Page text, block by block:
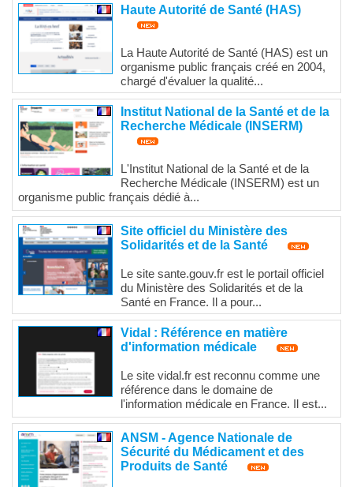
Haute Autorité de Santé (HAS)
La Haute Autorité de Santé (HAS) est un
organisme public français créé en 2004,
chargé d'évaluer la qualité...
Institut National de la Santé et de la
Recherche Médicale (INSERM)
L'Institut National de la Santé et de la
Recherche Médicale (INSERM) est un
organisme public français dédié à...
Site officiel du Ministère des
Solidarités et de la Santé
Le site sante.gouv.fr est le portail officiel
du Ministère des Solidarités et de la
Santé en France. Il a pour...
Vidal : Référence en matière
d'information médicale
Le site vidal.fr est reconnu comme une
référence dans le domaine de
l'information médicale en France. Il est...
ANSM - Agence Nationale de
Sécurité du Médicament et des
Produits de Santé